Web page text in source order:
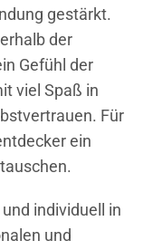
gestärkt.
der
Gefühl der
viel Spaß in
Für
ein
individuell in
und